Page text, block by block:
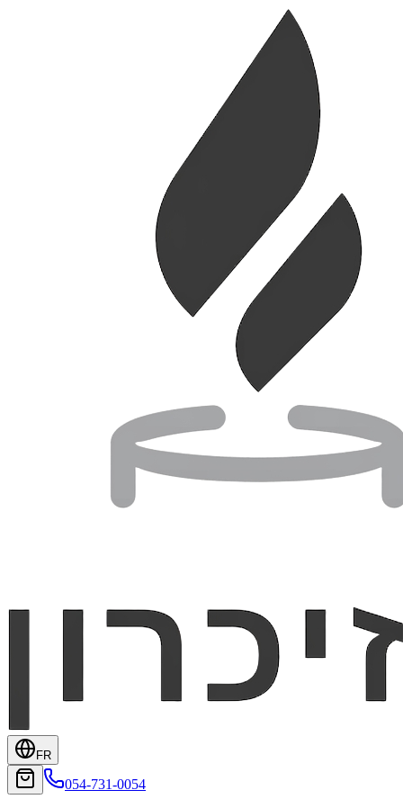
FR
054-731-0054